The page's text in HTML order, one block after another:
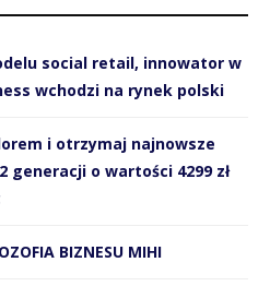
social retail, innowator w
wchodzi na rynek polski
i otrzymaj najnowsze
generacji o wartości 4299 zł
BIZNESU MIHI